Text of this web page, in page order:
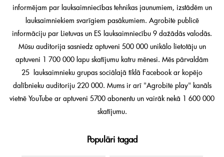
informējam par lauksaimniecības tehnikas jaunumiem, izstādēm un
lauksaimniekiem svarīgiem pasākumiem. Agrobitė publicē
informāciju par Lietuvas un ES lauksaimniecību 9 dažādās valodās.
Mūsu auditorija sasniedz aptuveni 500 000 unikālo lietotāju un
aptuveni 1 700 000 lapu skatījumu katru mēnesi. Mēs pārvaldām
25 lauksaimnieku grupas sociālajā tīklā Facebook ar kopējo
dalībnieku auditoriju 220 000. Mums ir arī "Agrobitė play" kanāls
vietnē YouTube ar aptuveni 5700 abonentu un vairāk nekā 1 600 000
skatījumu.
Populāri tagad